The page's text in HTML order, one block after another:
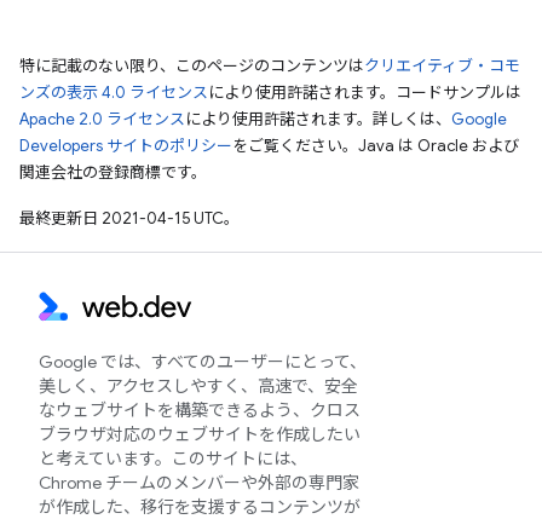
特に記載のない限り、このページのコンテンツはクリエイティブ・コモ
ンズの表示 4.0 ライセンスにより使用許諾されます。コードサンプルは
Apache 2.0 ライセンスにより使用許諾されます。詳しくは、 Google
Developers サイトのポリシーをご覧ください。Java は Oracle および
関連会社の登録商標です。
最終更新日 2021-04-15 UTC。
Google では、すべてのユーザーにとって、
美しく、アクセスしやすく、高速で、安全
なウェブサイトを構築できるよう、クロス
ブラウザ対応のウェブサイトを作成したい
と考えています。このサイトには、
Chrome チームのメンバーや外部の専門家
が作成した、移行を支援するコンテンツが